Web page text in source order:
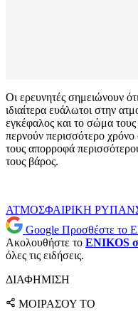
Οι ερευνητές σημειώνουν
ιδιαίτερα ευάλωτοι στην
εγκέφαλος και το σώμα
περνούν περισσότερο
τους απορροφά
τους βάρος.
ΑΤΜΟΣΦΑΙΡΙΚΗ
Google Προσθέστε το
Ακολουθήστε το ENIKOS
όλες τις ειδήσεις.
ΔΙΑΦΗΜΙΣΗ
ΜΟΙΡΑΣΟΥ ΤΟ